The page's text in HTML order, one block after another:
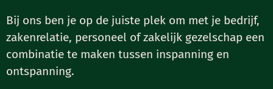
Bij ons ben je op de juiste plek om met je bedrijf,
zakenrelatie, personeel of zakelijk gezelschap een
combinatie te maken tussen inspanning en
ontspanning.